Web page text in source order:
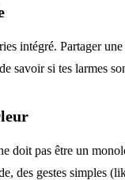
intégré. Partager
savoir si tes larmes
doit pas être un
des gestes simples